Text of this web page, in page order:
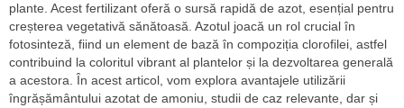
plante. Acest fertilizant oferă o sursă rapidă de azot, esențial pentru
creșterea vegetativă sănătoasă. Azotul joacă un rol crucial în
fotosinteză, fiind un element de bază în compoziția clorofilei, astfel
contribuind la coloritul vibrant al plantelor și la dezvoltarea generală
a acestora. În acest articol, vom explora avantajele utilizării
îngrășământului azotat de amoniu, studii de caz relevante, dar și